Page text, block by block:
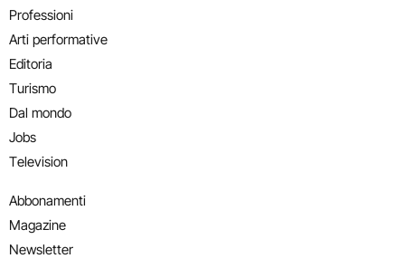
Professioni
Arti performative
Editoria
Turismo
Dal mondo
Jobs
Television
Abbonamenti
Magazine
Newsletter